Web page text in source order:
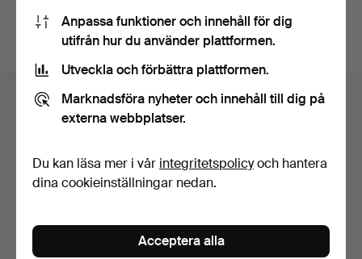
Sidfotsnavigation
Hjälp och kontakt
Kontakta support
Betalningsalternativ
Vi skickar med
Auctionet
Anpassa funktioner och innehåll för dig
utifrån hur du använder plattformen.
Utveckla och förbättra plattformen.
Marknadsföra nyheter och innehåll till dig på
externa webbplatser.
Du kan läsa mer i vår integritetspolicyoch hantera
dina cookieinställningar nedan.
Acceptera alla